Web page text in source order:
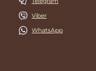
Viber
WhatsApp